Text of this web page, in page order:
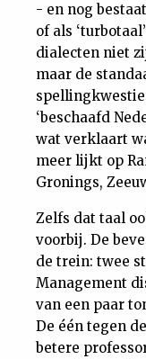
- en nog
of als
dialecten niet
maar de
‘beschaafd
wat verklaart
meer lijkt op
Gronings,
Zelfs dat taal
voorbij. De
de trein: twee
Management
van een paar
De één tegen
betere